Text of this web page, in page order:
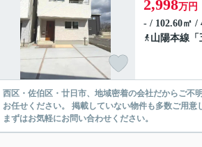
2,998万円
- / 102.60㎡
山陽本線 「
西区・佐伯区・廿日市、地域密着の会社だからご不
お任せください。 掲載していない物件も多数ご用意
まずはお気軽にお問い合わせください。